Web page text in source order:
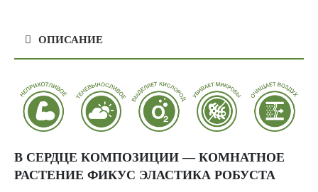
ОПИСАНИЕ
В СЕРДЦЕ КОМПОЗИЦИИ — КОМНАТНОЕ
РАСТЕНИЕ ФИКУС ЭЛАСТИКА РОБУСТА